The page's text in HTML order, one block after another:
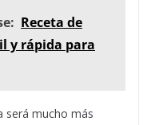
Receta de
y rápida para
será mucho más